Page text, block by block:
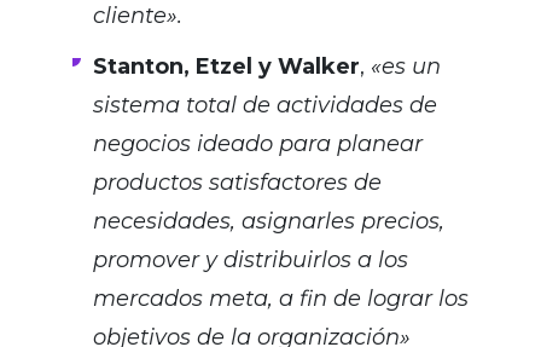
cliente».
Stanton, Etzel y Walker, «es un
sistema total de actividades de
negocios ideado para planear
productos satisfactores de
necesidades, asignarles precios,
promover y distribuirlos a los
mercados meta, a fin de lograr los
objetivos de la organización»